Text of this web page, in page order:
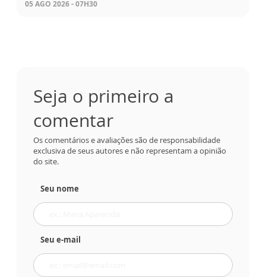
05 AGO 2026 - 07H30
Seja o primeiro a
comentar
Os comentários e avaliações são de responsabilidade
exclusiva de seus autores e não representam a opinião
do site.
Seu nome
Seu e-mail